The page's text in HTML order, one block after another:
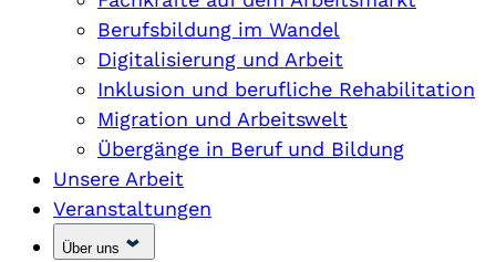
Berufsbildung im Wandel
Digitalisierung und Arbeit
Inklusion und berufliche Rehabilitation
Migration und Arbeitswelt
Übergänge in Beruf und Bildung
Unsere Arbeit
Veranstaltungen
Über uns